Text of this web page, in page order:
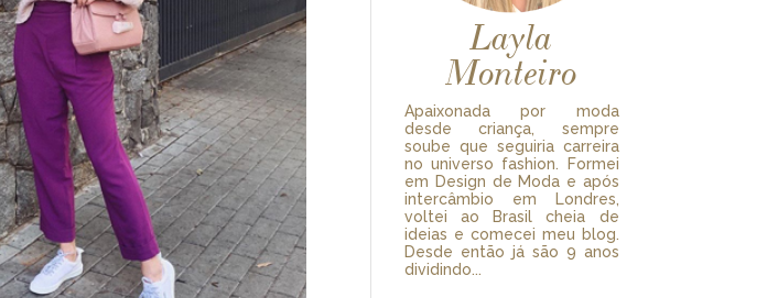
Layla
Monteiro
Apaixonada por moda
desde criança, sempre
soube que seguiria carreira
no universo fashion. Formei
em Design de Moda e após
intercâmbio em Londres,
voltei ao Brasil cheia de
ideias e comecei meu blog.
Desde então já são 9 anos
dividindo...